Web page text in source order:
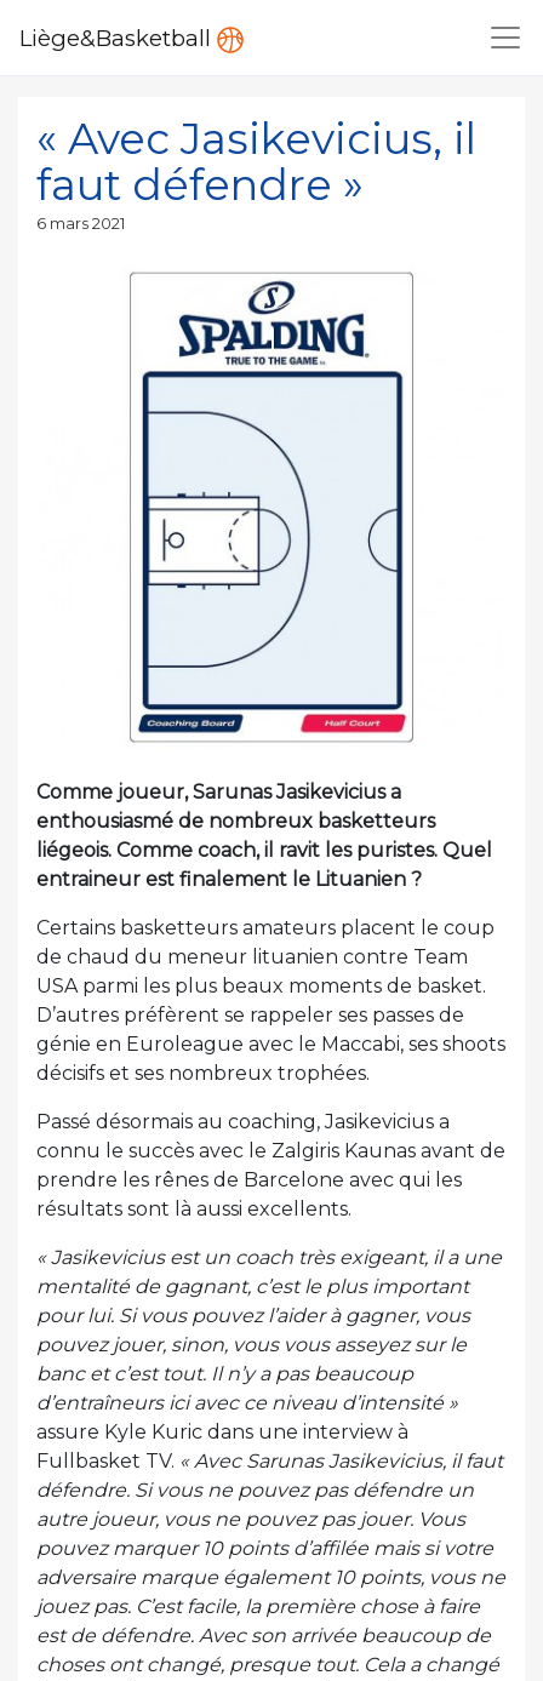
Liège&Basketball
« Avec Jasikevicius, il
faut défendre »
Publié
6 mars 2021
Comme joueur, Sarunas Jasikevicius a
enthousiasmé de nombreux basketteurs
liégeois. Comme coach, il ravit les puristes. Quel
entraineur est finalement le Lituanien ?
Certains basketteurs amateurs placent le coup
de chaud du meneur lituanien contre Team
USA parmi les plus beaux moments de basket.
D’autres préfèrent se rappeler ses passes de
génie en Euroleague avec le Maccabi, ses shoots
décisifs et ses nombreux trophées.
Passé désormais au coaching, Jasikevicius a
connu le succès avec le Zalgiris Kaunas avant de
prendre les rênes de Barcelone avec qui les
résultats sont là aussi excellents.
« Jasikevicius est un coach très exigeant, il a une
mentalité de gagnant, c’est le plus important
pour lui. Si vous pouvez l’aider à gagner, vous
pouvez jouer, sinon, vous vous asseyez sur le
banc et c’est tout. Il n’y a pas beaucoup
d’entraîneurs ici avec ce niveau d’intensité »
assure Kyle Kuric dans une interview à
Fullbasket TV. « Avec Sarunas Jasikevicius, il faut
défendre. Si vous ne pouvez pas défendre un
autre joueur, vous ne pouvez pas jouer. Vous
pouvez marquer 10 points d’affilée mais si votre
adversaire marque également 10 points, vous ne
jouez pas. C’est facile, la première chose à faire
est de défendre. Avec son arrivée beaucoup de
choses ont changé, presque tout. Cela a changé